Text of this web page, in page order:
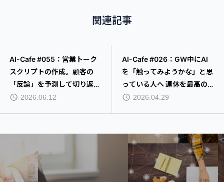
関連記事
AI-Cafe #055：営業トーク
スクリプトの作成。顧客の
「反論」を予測して切り返し
をAIに考えさせるTIPS
2026.06.12
AI-Cafe #026：GW中にAI
を「触ってみようかな」と思
っている人へ 連休を最高の
AIデビューにする準備
2026.04.29